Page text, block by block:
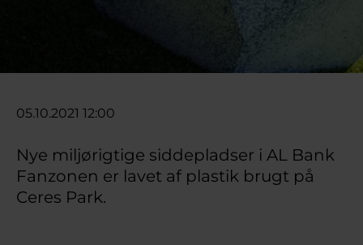
05.10.2021 12:00
Nye miljørigtige siddepladser i AL Bank
Fanzonen er lavet af plastik brugt på
Ceres Park.